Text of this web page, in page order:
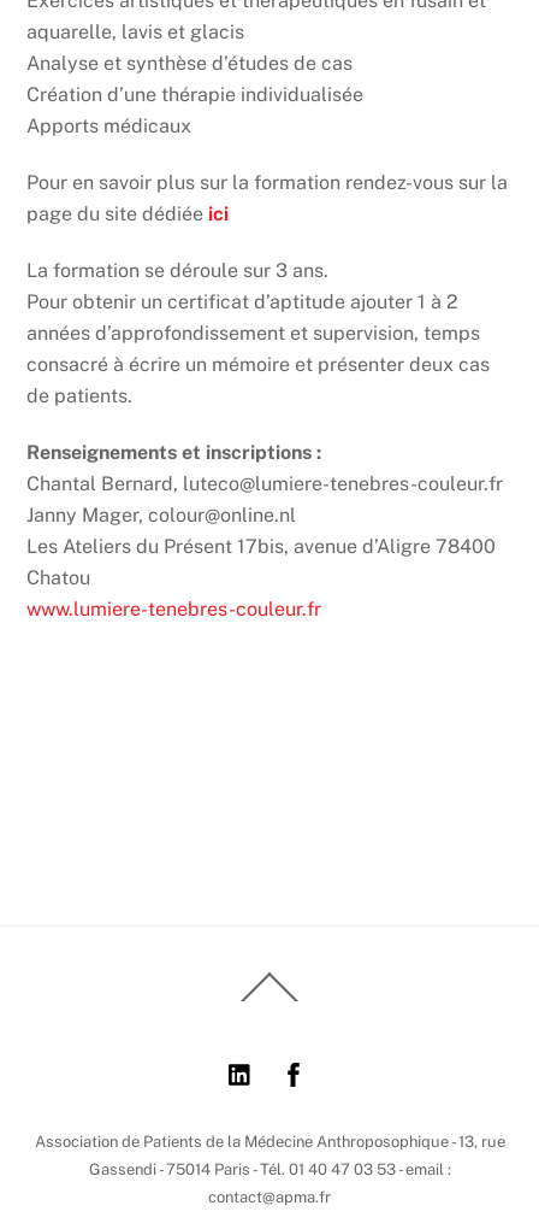
aquarelle, lavis et glacis
Analyse et synthèse d’études de cas
Création d’une thérapie individualisée
Apports médicaux
Pour en savoir plus sur la formation rendez-vous sur la
page du site dédiée ici
La formation se déroule sur 3 ans.
Pour obtenir un certificat d’aptitude ajouter 1 à 2
années d’approfondissement et supervision, temps
consacré à écrire un mémoire et présenter deux cas
de patients.
Renseignements et inscriptions :
Chantal Bernard, luteco@lumiere-tenebres-couleur.fr
Janny Mager, colour@online.nl
Les Ateliers du Présent 17bis, avenue d’Aligre 78400
Chatou
www.lumiere-tenebres-couleur.fr
To
Association de Patients de la Médecine Anthroposophique - 13, rue
Gassendi - 75014 Paris - Tél. 01 40 47 03 53 - email :
contact@apma.fr